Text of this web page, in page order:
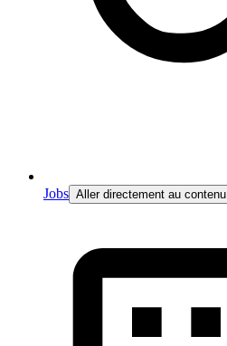
Jobs Aller directement au contenu